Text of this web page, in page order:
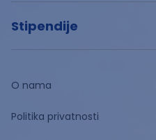
Stipendije
O nama
Politika privatnosti